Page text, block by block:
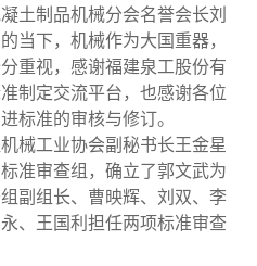
土制品机械分会名誉会长刘
当下，机械作为大国重器，
重视，感谢福建泉工股份有
制定交流平台，也感谢各位
标准的审核与修订。
械工业协会副秘书长王金星
准审查组，确立了郭文武为
副组长、曹映辉、刘双、李
、王国利担任两项标准审查